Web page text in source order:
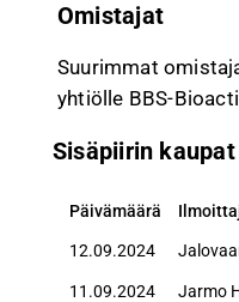
Omistajat
Suurimmat
yhtiölle BBS-
Sisäpiirin kaupat
Päivämäärä
Päivämäärä
12.09.2024
11.09.2024 Jarmo